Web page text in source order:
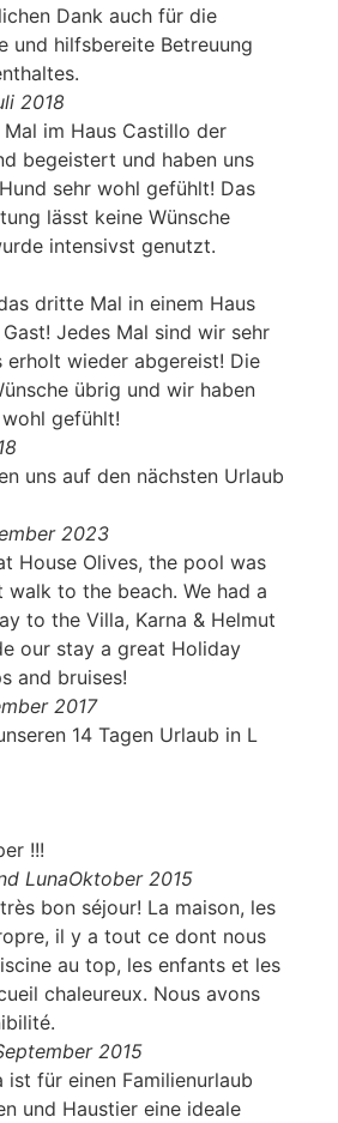
Dank auch für die
und hilfsbereite Betreuung
2018
im Haus Castillo der
begeistert und haben uns
sehr wohl gefühlt! Das
lässt keine Wünsche
intensivst genutzt.
dritte Mal in einem Haus
Jedes Mal sind wir sehr
erholt wieder abgereist! Die
übrig und wir haben
gefühlt!
uns auf den nächsten Urlaub
2023
House Olives, the pool was
to the beach. We had a
to the Villa, Karna & Helmut
our stay a great Holiday
and bruises!
2017
14 Tagen Urlaub in L
!!!
LunaOktober 2015
bon séjour! La maison, les
il y a tout ce dont nous
au top, les enfants et les
chaleureux. Nous avons
2015
ist für einen Familienurlaub
und Haustier eine ideale